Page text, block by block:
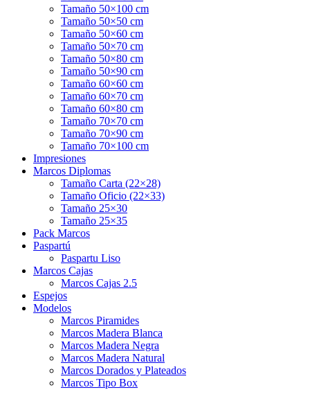
Tamaño 50×100 cm
Tamaño 50×50 cm
Tamaño 50×60 cm
Tamaño 50×70 cm
Tamaño 50×80 cm
Tamaño 50×90 cm
Tamaño 60×60 cm
Tamaño 60×70 cm
Tamaño 60×80 cm
Tamaño 70×70 cm
Tamaño 70×90 cm
Tamaño 70×100 cm
Impresiones
Marcos Diplomas
Tamaño Carta (22×28)
Tamaño Oficio (22×33)
Tamaño 25×30
Tamaño 25×35
Pack Marcos
Paspartú
Paspartu Liso
Marcos Cajas
Marcos Cajas 2.5
Espejos
Modelos
Marcos Piramides
Marcos Madera Blanca
Marcos Madera Negra
Marcos Madera Natural
Marcos Dorados y Plateados
Marcos Tipo Box